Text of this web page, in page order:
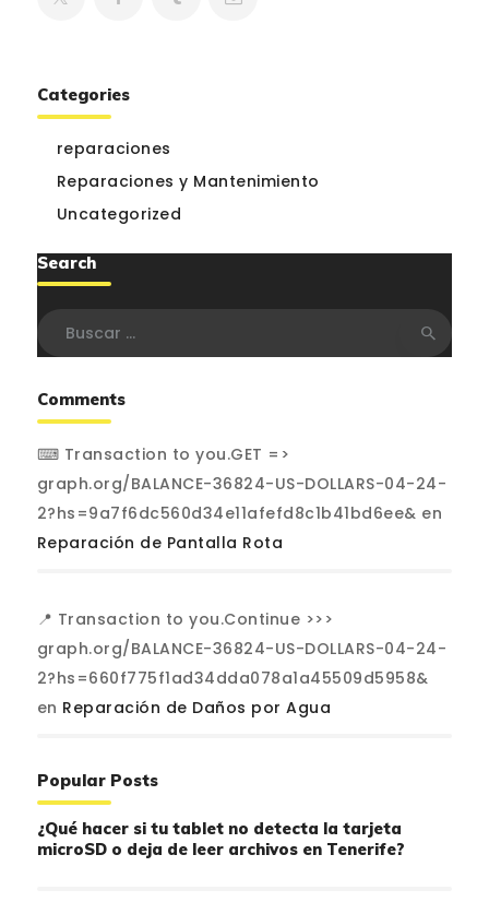
Categories
reparaciones
Reparaciones y Mantenimiento
Uncategorized
Search
Comments
⌨ Transaction to you.GET =>
graph.org/BALANCE-36824-US-DOLLARS-04-24-
2?hs=9a7f6dc560d34e11afefd8c1b41bd6ee& en
Reparación de Pantalla Rota
📍 Transaction to you.Continue >>>
graph.org/BALANCE-36824-US-DOLLARS-04-24-
2?hs=660f775f1ad34dda078a1a45509d5958&
en Reparación de Daños por Agua
Popular Posts
¿Qué hacer si tu tablet no detecta la tarjeta
microSD o deja de leer archivos en Tenerife?